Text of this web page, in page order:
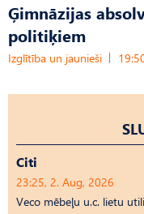
Ģimnāzijas
politiķiem
Izglītība un jaunieši
Citi
23:25, 2. Aug, 2026
Veco mēbeļu u.c. lietu